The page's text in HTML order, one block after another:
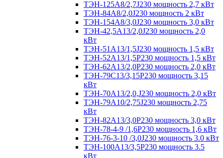
ТЭН-125А8/2,7J230 мощность 2,7 кВт
ТЭН-84А8/2,0J230 мощность 2 кВт
ТЭН-154А8/3,0J230 мощность 3,0 кВт
ТЭН-42,5А13/2,0J230 мощность 2,0
кВт
ТЭН-51А13/1,5J230 мощность 1,5 кВт
ТЭН-52А13/1,5Р230 мощность 1,5 кВт
ТЭН-62А13/2,0Р230 мощность 2,0 кВт
ТЭН-79С13/3,15Р230 мощность 3,15
кВт
ТЭН-70А13/2,0,J230 мощность 2,0 кВт
ТЭН-79А10/2,75J230 мощность 2,75
кВт
ТЭН-82А13/3,0Р230 мощность 3,0 кВт
ТЭН-78-4-9 /1,6P230 мощность 1,6 кВт
ТЭН-76-3-10 /3,0J230 мощность 3.0 кВт
ТЭН-100А13/3,5Р230 мощность 3.5
кВт